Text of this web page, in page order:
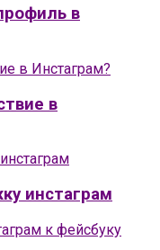
в
в
инстаграм